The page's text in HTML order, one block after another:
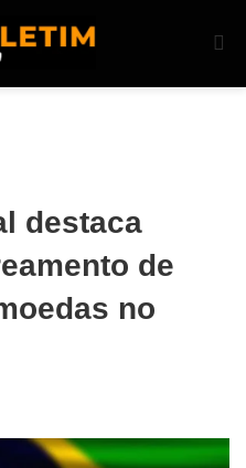
destaca
de
no